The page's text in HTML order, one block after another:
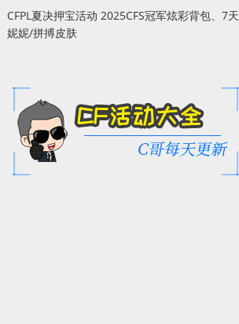
CFPL夏决押宝活动 2025CFS冠军炫彩背包、7天
妮妮/拼搏皮肤